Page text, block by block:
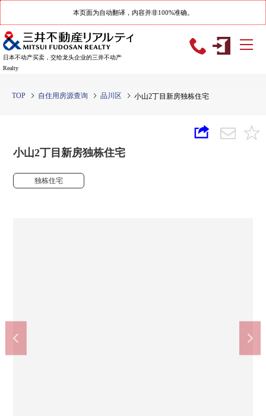
本页面为自动翻译，内容并非100%准确。
日本不动产买卖，交给龙头企业的三井不动产
Realty
TOP 自住用房源查询 品川区 小山2丁目新房独栋住宅
小山2丁目新房独栋住宅
独栋住宅